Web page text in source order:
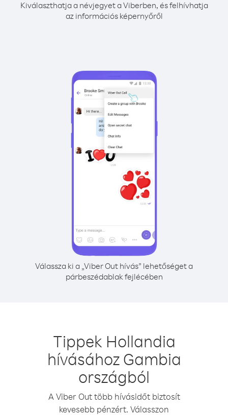
Kiválaszthatja a névjegyet a Viberben, és felhívhatja
az információs képernyőről
Válassza ki a „Viber Out hívás” lehetőséget a
párbeszédablak fejlécében
Tippek Hollandia
hívásához Gambia
országból
A Viber Out több hívásidőt biztosít
kevesebb pénzért. Válasszon